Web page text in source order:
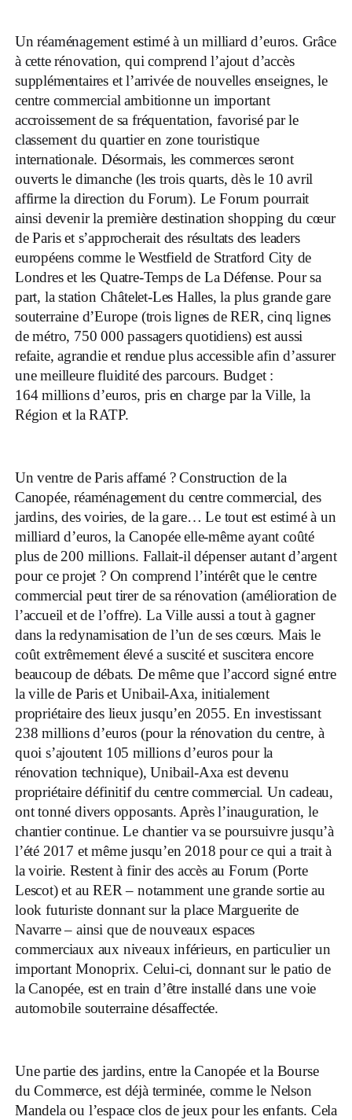
Un réaménagement estimé à un milliard d’euros. Grâce
à cette rénovation, qui comprend l’ajout d’accès
supplémentaires et l’arrivée de nouvelles enseignes, le
centre commercial ambitionne un important
accroissement de sa fréquentation, favorisé par le
classement du quartier en zone touristique
internationale. Désormais, les commerces seront
ouverts le dimanche (les trois quarts, dès le 10 avril
affirme la direction du Forum). Le Forum pourrait
ainsi devenir la première destination shopping du cœur
de Paris et s’approcherait des résultats des leaders
européens comme le Westfield de Stratford City de
Londres et les Quatre-Temps de La Défense. Pour sa
part, la station Châtelet-Les Halles, la plus grande gare
souterraine d’Europe (trois lignes de RER, cinq lignes
de métro, 750 000 passagers quotidiens) est aussi
refaite, agrandie et rendue plus accessible afin d’assurer
une meilleure fluidité des parcours. Budget :
164 millions d’euros, pris en charge par la Ville, la
Région et la RATP.
Un ventre de Paris affamé ? Construction de la
Canopée, réaménagement du centre commercial, des
jardins, des voiries, de la gare… Le tout est estimé à un
milliard d’euros, la Canopée elle-même ayant coûté
plus de 200 millions. Fallait-il dépenser autant d’argent
pour ce projet ? On comprend l’intérêt que le centre
commercial peut tirer de sa rénovation (amélioration de
l’accueil et de l’offre). La Ville aussi a tout à gagner
dans la redynamisation de l’un de ses cœurs. Mais le
coût extrêmement élevé a suscité et suscitera encore
beaucoup de débats. De même que l’accord signé entre
la ville de Paris et Unibail-Axa, initialement
propriétaire des lieux jusqu’en 2055. En investissant
238 millions d’euros (pour la rénovation du centre, à
quoi s’ajoutent 105 millions d’euros pour la
rénovation technique), Unibail-Axa est devenu
propriétaire définitif du centre commercial. Un cadeau,
ont tonné divers opposants. Après l’inauguration, le
chantier continue. Le chantier va se poursuivre jusqu’à
l’été 2017 et même jusqu’en 2018 pour ce qui a trait à
la voirie. Restent à finir des accès au Forum (Porte
Lescot) et au RER – notamment une grande sortie au
look futuriste donnant sur la place Marguerite de
Navarre – ainsi que de nouveaux espaces
commerciaux aux niveaux inférieurs, en particulier un
important Monoprix. Celui-ci, donnant sur le patio de
la Canopée, est en train d’être installé dans une voie
automobile souterraine désaffectée.
Une partie des jardins, entre la Canopée et la Bourse
du Commerce, est déjà terminée, comme le Nelson
Mandela ou l’espace clos de jeux pour les enfants. Cela